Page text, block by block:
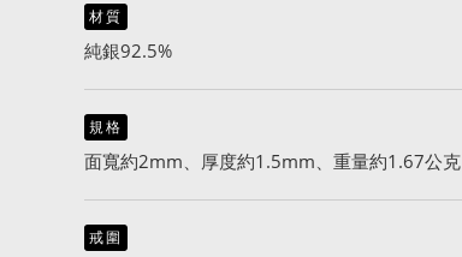
材質
純銀92.5%
規格
面寬約2mm、厚度約1.5mm、重量約1.67公克
戒圍